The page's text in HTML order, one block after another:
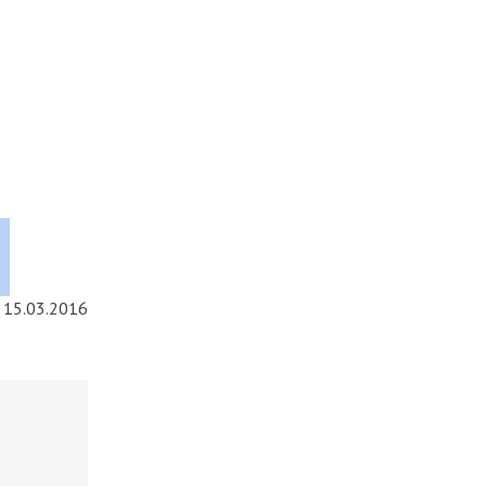
15.03.2016